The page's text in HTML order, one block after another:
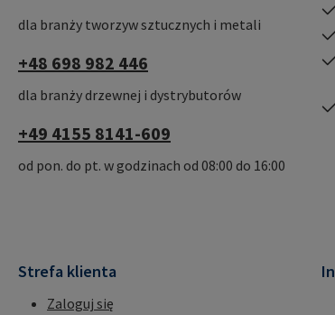
dla branży tworzyw sztucznych i metali
+48 698 982 446
dla branży drzewnej i dystrybutorów
+49 4155 8141-609
od pon. do pt. w godzinach od 08:00 do 16:00
Strefa klienta
Zaloguj się